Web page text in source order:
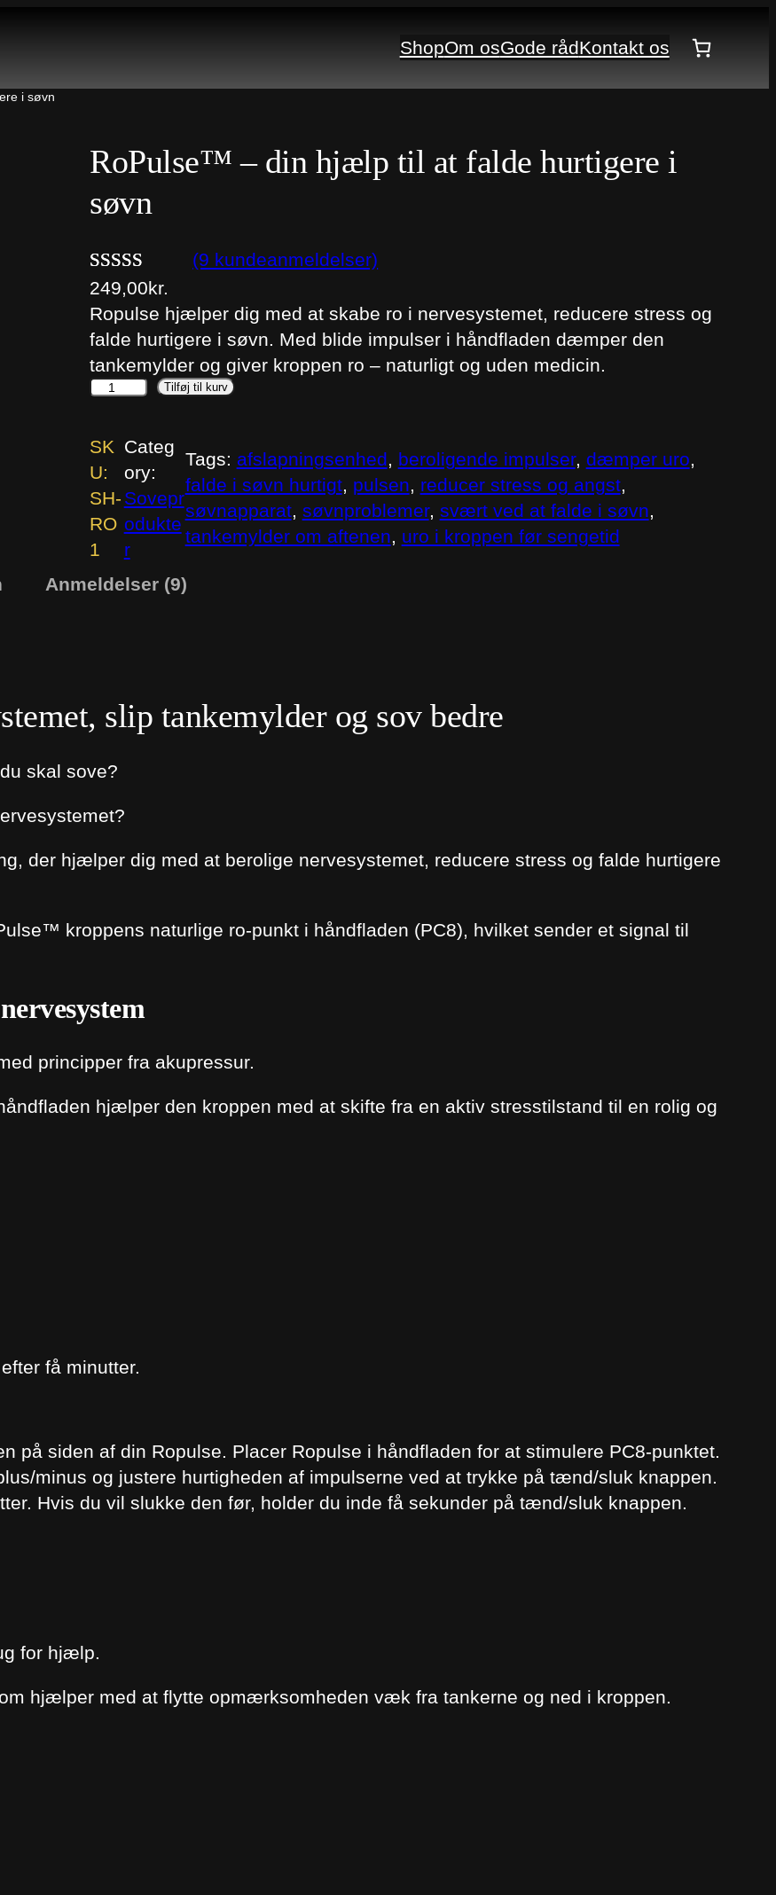
ShopOm osGode rådKontakt os
i søvn
RoPulse™ – din hjælp til at falde hurtigere i
søvn
Bedømt som
5.00ud af 5
baseret på
9
kundebedø
(9 kundeanmeldelser)
249,00kr.
Ropulse hjælper dig med at skabe ro i nervesystemet, reducere stress og
falde hurtigere i søvn. Med blide impulser i håndfladen dæmper den
tankemylder og giver kroppen ro – naturligt og uden medicin.
R
P
u
l
s
e
–
j
l
t
i
t
l
e
u
ø
a
n
t
Tilføj til kurv
SK
U:
SH-
RO
1
Categ
ory:
Sovepr
odukte
r
Tags: afslapningsenhed, beroligende impulser, dæmper uro
falde i søvn hurtigt, pulsen, reducer stress og angst
søvnapparat, søvnproblemer, svært ved at falde i søvn
tankemylder om aftenen, uro i kroppen før sengetid
Anmeldelser (9)
slip tankemylder og sov bedre
skal sove?
der hjælper dig med at berolige nervesystemet, reducere stress og falde hurtigere
kroppens naturlige ro-punkt i håndfladen (PC8), hvilket sender et signal til
principper fra akupressur.
hjælper den kroppen med at skifte fra en aktiv stresstilstand til en rolig og
få minutter.
på siden af din Ropulse. Placer Ropulse i håndfladen for at stimulere PC8-punktet.
minus og justere hurtigheden af impulserne ved at trykke på tænd/sluk knappen.
Hvis du vil slukke den før, holder du inde få sekunder på tænd/sluk knappen.
for hjælp.
hjælper med at flytte opmærksomheden væk fra tankerne og ned i kroppen.